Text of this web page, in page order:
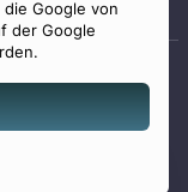
Google von
der Google